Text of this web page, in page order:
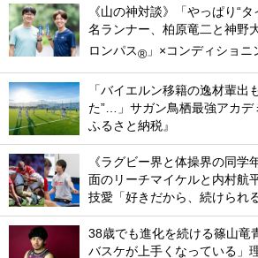
《山の神対談》「やっぱり“
名ランナー、柏原竜二と神野
ロンパス® 」×コンディショニ
「バイエルン移籍の逸材輩出
た”…」サガン鳥栖最強アカデ
ふるさと納税』
《ラグビー界と体操界の同学
面のリーチマイケルと内村航
技愛「好きだから、続けられる
38歳でも進化を続ける篠山竜
バスケが上手くなっている」